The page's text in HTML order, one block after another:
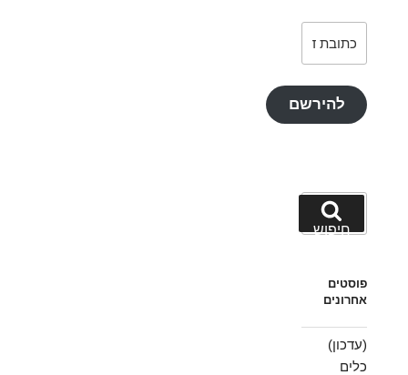
דואר
להירשם
חפש:
חיפוש
פוסטים
אחרונים
(עדכון)
כלים